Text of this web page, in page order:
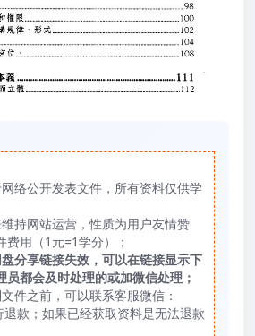
网络公开发表文件，所有资料仅供学
维持网站运营，性质为用户友情赞
用（1元=1学分）；
分享链接失效，可以在链接显示下
员都会及时处理的或加微信处理；
文件之前，可以联系客服微信：
款；如果已经获取资料是无法退款